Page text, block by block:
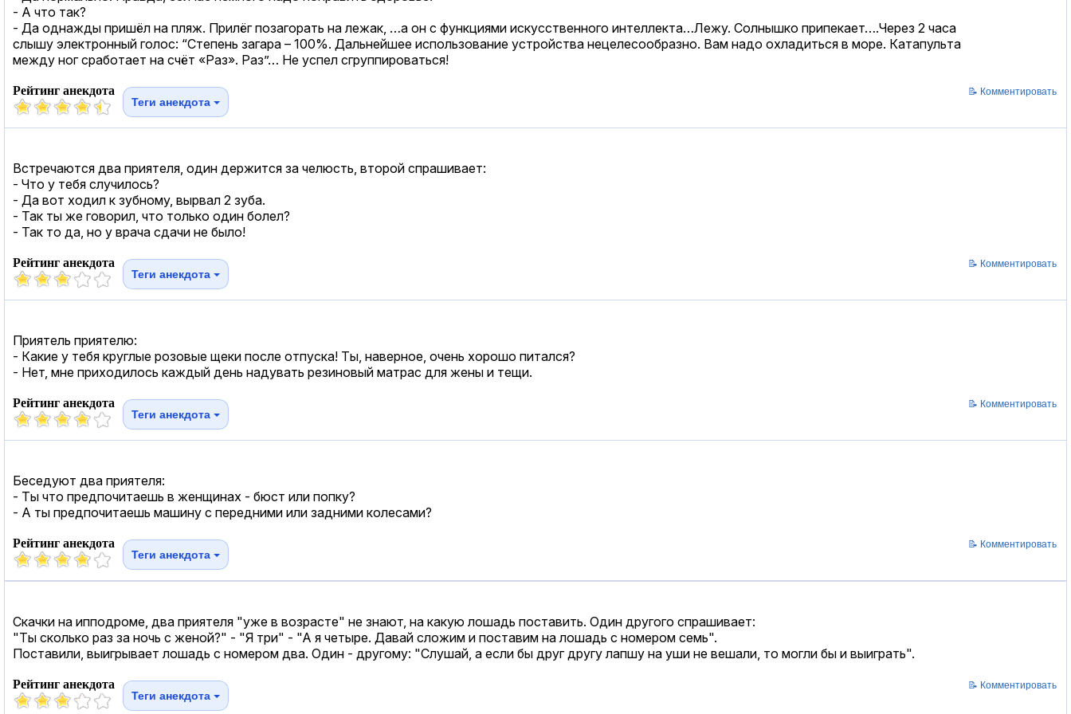
- А что так?
- Да однажды пришёл на пляж. Прилёг позагорать на лежак, …а он с функциями искусственного интеллекта…Лежу. Солнышко припекает….Через 2 часа
слышу электронный голос: “Степень загара – 100%. Дальнейшее использование устройства нецелесообразно. Вам надо охладиться в море. Катапульта
между ног сработает на счёт «Раз». Раз”… Не успел сгруппироваться!
Рейтинг анекдота
Теги анекдота
📝 Комментировать
Встречаются два приятеля, один держится за челюсть, второй спрашивает:
- Что у тебя случилось?
- Да вот ходил к зубному, вырвал 2 зуба.
- Так ты же говорил, что только один болел?
- Так то да, но у врача сдачи не было!
Рейтинг анекдота
Теги анекдота
📝 Комментировать
Приятель приятелю:
- Какие у тебя круглые розовые щеки после отпуска! Ты, наверное, очень хорошо питался?
- Нет, мне приходилось каждый день надувать резиновый матрас для жены и тещи.
Рейтинг анекдота
Теги анекдота
📝 Комментировать
Беседуют два приятеля:
- Ты что предпочитаешь в женщинах - бюст или попку?
- А ты предпочитаешь машину с передними или задними колесами?
Рейтинг анекдота
Теги анекдота
📝 Комментировать
Скачки на ипподроме, два приятеля "уже в возрасте" не знают, на какую лошадь поставить. Один другого спрашивает:
"Ты сколько раз за ночь с женой?" - "Я три" - "А я четыре. Давай сложим и поставим на лошадь с номером семь".
Поставили, выигрывает лошадь с номером два. Один - другому: "Слушай, а если бы друг другу лапшу на уши не вешали, то могли бы и выиграть".
Рейтинг анекдота
Теги анекдота
📝 Комментировать